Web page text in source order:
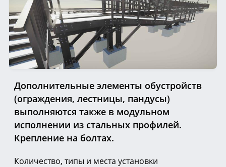
Дополнительные элементы обустройств
(ограждения, лестницы, пандусы)
выполняются также в модульном
исполнении из стальных профилей.
Крепление на болтах.
Количество, типы и места установки